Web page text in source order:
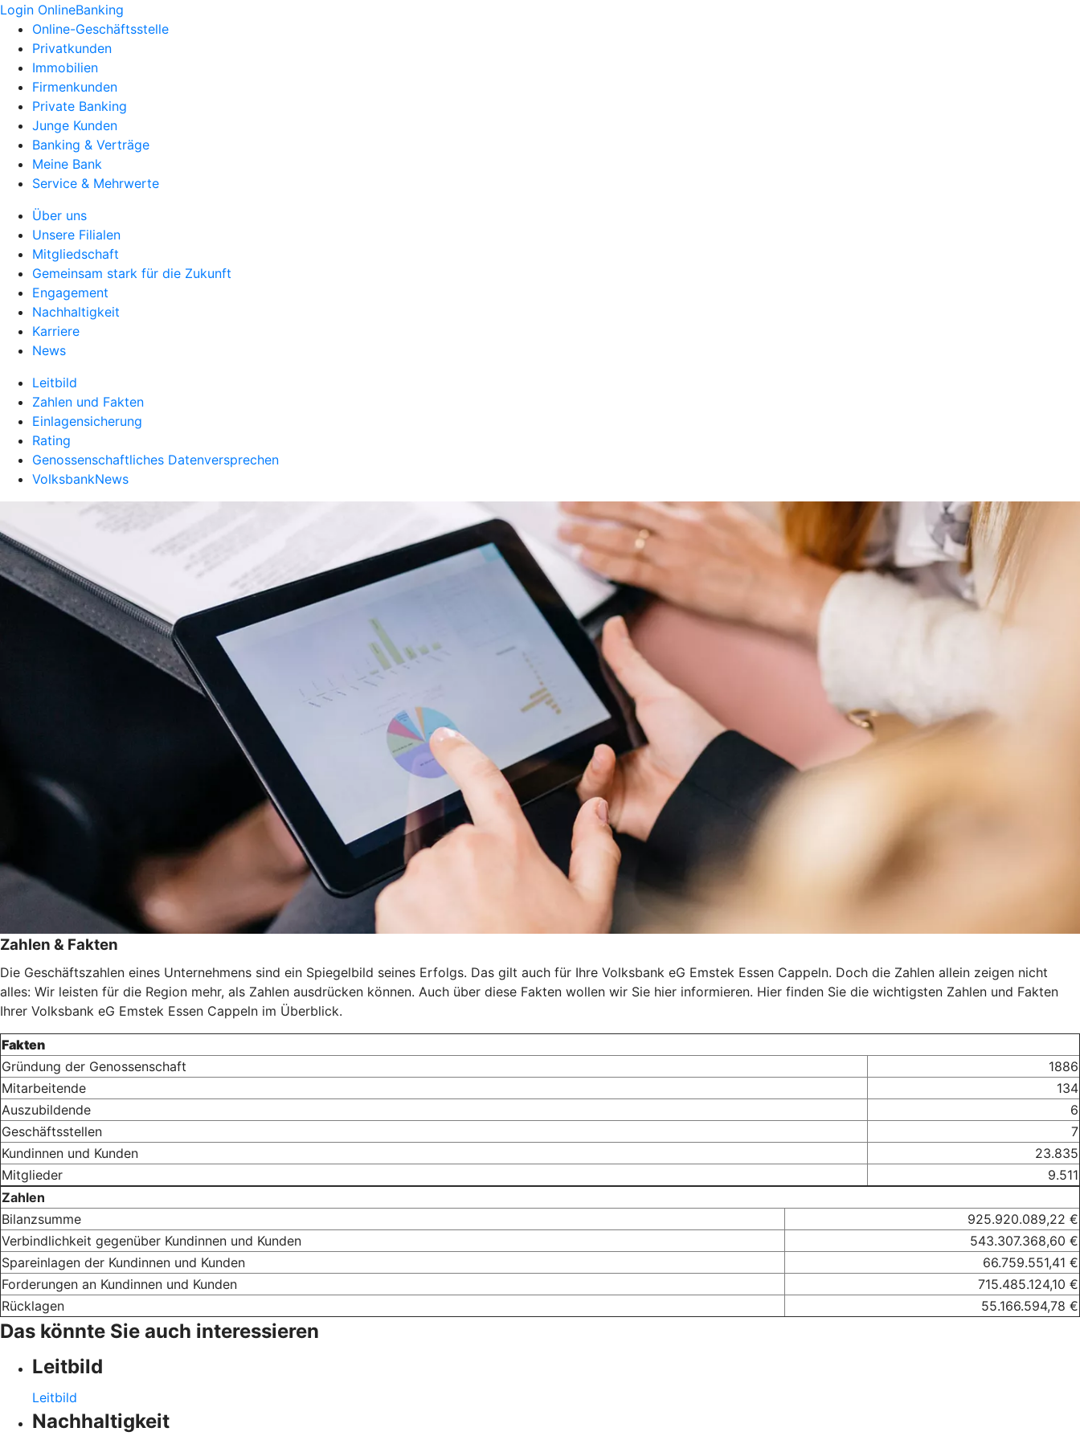
Login OnlineBanking
Online-Geschäftsstelle
Privatkunden
Immobilien
Firmenkunden
Private Banking
Junge Kunden
Banking & Verträge
Meine Bank
Service & Mehrwerte
Über uns
Unsere Filialen
Mitgliedschaft
Gemeinsam stark für die Zukunft
Engagement
Nachhaltigkeit
Karriere
News
Leitbild
Zahlen und Fakten
Einlagensicherung
Rating
Genossenschaftliches Datenversprechen
VolksbankNews
Zahlen & Fakten
Die Geschäftszahlen eines Unternehmens sind ein Spiegelbild seines Erfolgs. Das gilt auch für Ihre Volksbank eG Emstek Essen Cappeln. Doch die Zahlen allein zeigen nicht
alles: Wir leisten für die Region mehr, als Zahlen ausdrücken können. Auch über diese Fakten wollen wir Sie hier informieren. Hier finden Sie die wichtigsten Zahlen und Fakten
Ihrer Volksbank eG Emstek Essen Cappeln im Überblick.
Fakten
Gründung der Genossenschaft
1886
Mitarbeitende
134
Auszubildende
6
Geschäftsstellen
7
Kundinnen und Kunden
23.835
Mitglieder
9.511
Zahlen
Bilanzsumme
925.920.089,22 €
Verbindlichkeit gegenüber Kundinnen und Kunden
543.307.368,60 €
Spareinlagen der Kundinnen und Kunden
66.759.551,41 €
Forderungen an Kundinnen und Kunden
715.485.124,10 €
Rücklagen
55.166.594,78 €
Das könnte Sie auch interessieren
Leitbild
Leitbild
Nachhaltigkeit